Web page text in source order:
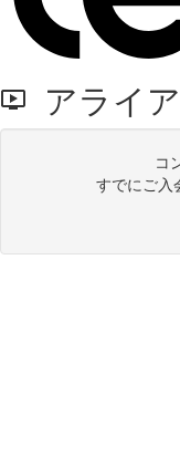
アライ
コ
すでにご入